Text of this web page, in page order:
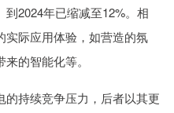
2024年已缩减至12%。相
实际应用体验，如营造的氛
的智能化等。
持续竞争压力，后者以其更